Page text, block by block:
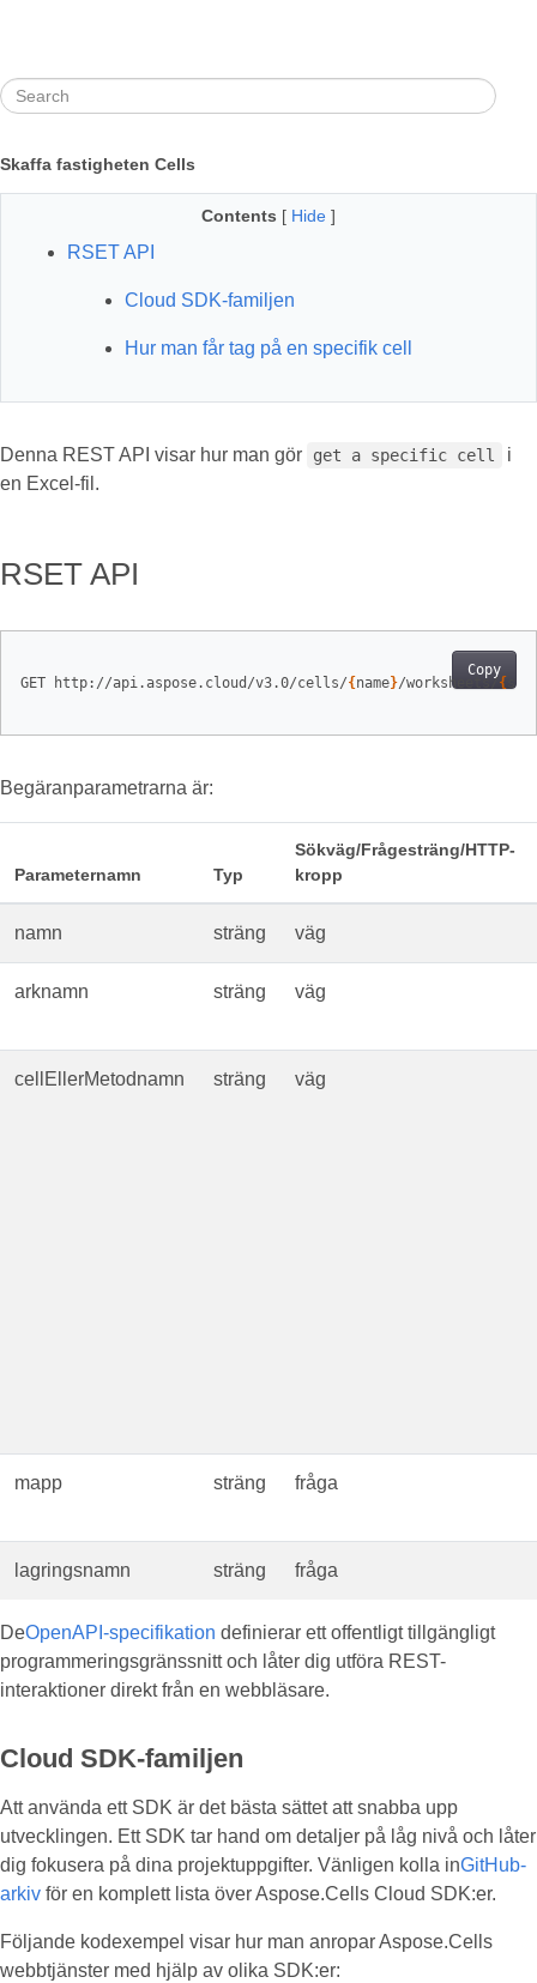
Skaffa fastigheten Cells
Contents [ Hide ]
RSET API
Cloud SDK-familjen
Hur man får tag på en specifik cell
Denna REST API visar hur man gör get a specific cell
i
en Excel-fil.
RSET API
Copy
GET http://api.aspose.cloud/v3.0/cells/{ name}/worksheets/ {
Begäranparametrarna är:
Parameternamn Typ
Sökväg/Frågesträng/HTTP-
kropp
namn sträng väg
arknamn sträng väg
cellEllerMetodnamn sträng väg
mapp sträng fråga
lagringsnamn sträng fråga
DeOpenAPI-specifikation definierar ett offentligt tillgängligt
programmeringsgränssnitt och låter dig utföra REST-
interaktioner direkt från en webbläsare.
Cloud SDK-familjen
Att använda ett SDK är det bästa sättet att snabba upp
utvecklingen. Ett SDK tar hand om detaljer på låg nivå och låter
dig fokusera på dina projektuppgifter. Vänligen kolla inGitHub-
arkiv för en komplett lista över Aspose.Cells Cloud SDK:er.
Följande kodexempel visar hur man anropar Aspose.Cells
webbtjänster med hjälp av olika SDK:er: